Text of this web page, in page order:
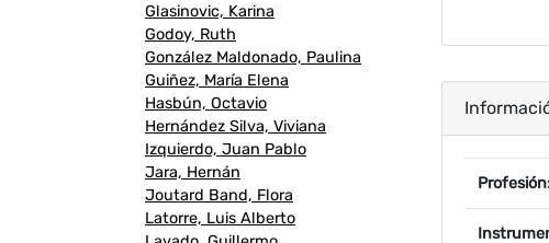
Glasinovic, Karina
Godoy, Ruth
González Maldonado, Paulina
Guiñez, María Elena
Hasbún, Octavio
Hernández Silva, Viviana
Izquierdo, Juan Pablo
Jara, Hernán
Joutard Band, Flora
Latorre, Luis Alberto